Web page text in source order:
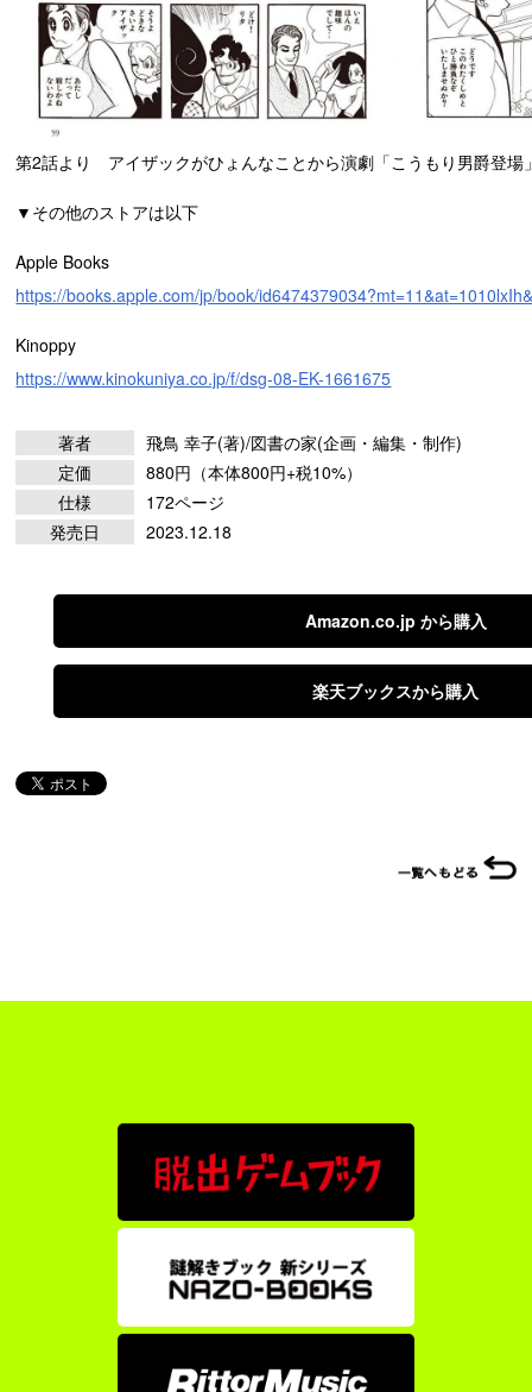
第2話より アイザックがひょんなことから演劇「こうもり男爵登場
▼その他のストアは以下
Apple Books
https://books.apple.com/jp/book/
Kinoppy
https://www.kinokuniya.co.jp/f/dsg-08-EK-1661675
著者
飛鳥 幸子(著)/図書の家(企画・編集・制作)
定価
880円（本体800円+税10%）
仕様
172ページ
発売日
2023.12.18
Amazon.co.jp から購入
楽天ブックスから購入